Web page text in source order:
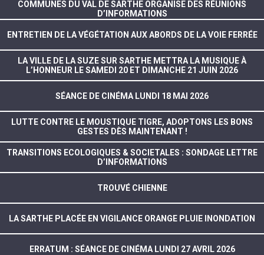
COMMUNES DU VAL DE SARTHE ORGANISE DES RÉUNIONS
D’INFORMATIONS
ENTRETIEN DE LA VÉGÉTATION AUX ABORDS DE LA VOIE FERRÉE
LA VILLE DE LA SUZE SUR SARTHE METTRA LA MUSIQUE À
L’HONNEUR LE SAMEDI 20 ET DIMANCHE 21 JUIN 2026
SÉANCE DE CINÉMA LUNDI 18 MAI 2026
LUTTE CONTRE LE MOUSTIQUE TIGRE, ADOPTONS LES BONS
GESTES DÈS MAINTENANT !
TRANSITIONS ECOLOGIQUES & SOCIETALES : SONDAGE LETTRE
D’INFORMATIONS
TROUVÉ CHIENNE
LA SARTHE PLACÉE EN VIGILANCE ORANGE PLUIE INONDATION
ERRATUM : SÉANCE DE CINÉMA LUNDI 27 AVRIL 2026